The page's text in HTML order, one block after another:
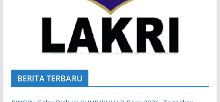
BERITA TERBARU